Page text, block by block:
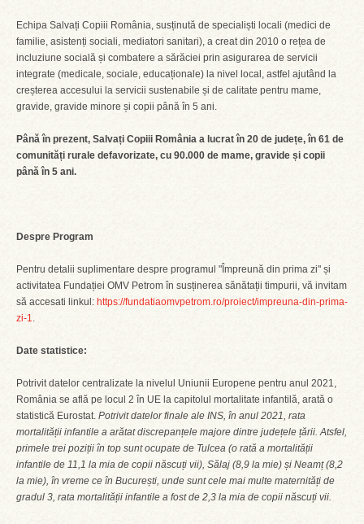
Echipa Salvați Copiii România, susținută de specialiști locali (medici de
familie, asistenți sociali, mediatori sanitari), a creat din 2010 o rețea de
incluziune socială și combatere a sărăciei prin asigurarea de servicii
integrate (medicale, sociale, educaționale) la nivel local, astfel ajutând la
creșterea accesului la servicii sustenabile și de calitate pentru mame,
gravide, gravide minore și copii până în 5 ani.
Până în prezent, Salvați Copiii România a lucrat în 20 de județe, în 61 de
comunități rurale defavorizate, cu 90.000 de mame, gravide și copii
până în 5 ani.
Despre Program
Pentru detalii suplimentare despre programul "Împreună din prima zi" și
activitatea Fundației OMV Petrom în susținerea sănătații timpurii, vă invitam
să accesati linkul: https://fundatiaomvpetrom.ro/proiect/impreuna-din-prima-
zi-1.
Date statistice:
Potrivit datelor centralizate la nivelul Uniunii Europene pentru anul 2021,
România se află pe locul 2 în UE la capitolul mortalitate infantilă, arată o
statistică Eurostat. Potrivit datelor finale ale INS, în anul 2021, rata
mortalității infantile a arătat discrepanțele majore dintre județele țării. Atsfel,
primele trei poziții în top sunt ocupate de Tulcea (o rată a mortalității
infantile de 11,1 la mia de copii născuți vii), Sălaj (8,9 la mie) și Neamț (8,2
la mie), în vreme ce în București, unde sunt cele mai multe maternități de
gradul 3, rata mortalității infantile a fost de 2,3 la mia de copii născuți vii.